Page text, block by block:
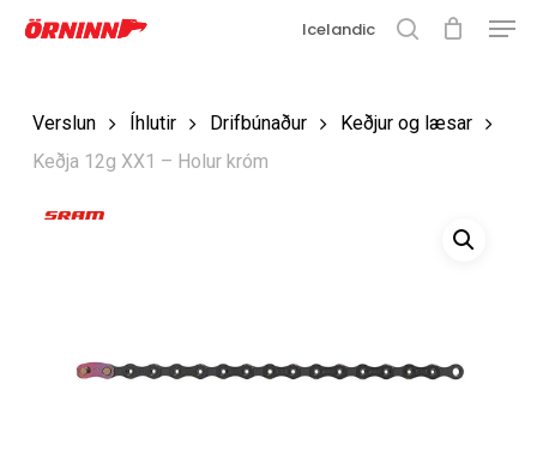
Fara
Loka
Icelandic
Verslun Íhlutir Drifbúnaður
Keðjur og læsar
Keðja 12g XX1 – Holur króm